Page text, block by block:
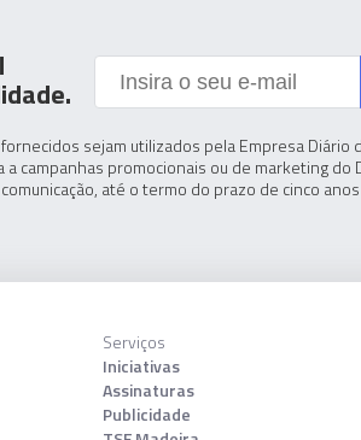
sejam utilizados pela Empresa Diário
campanhas promocionais ou de marketing do
até o termo do prazo de cinco
Serviços
Iniciativas
Assinaturas
Publicidade